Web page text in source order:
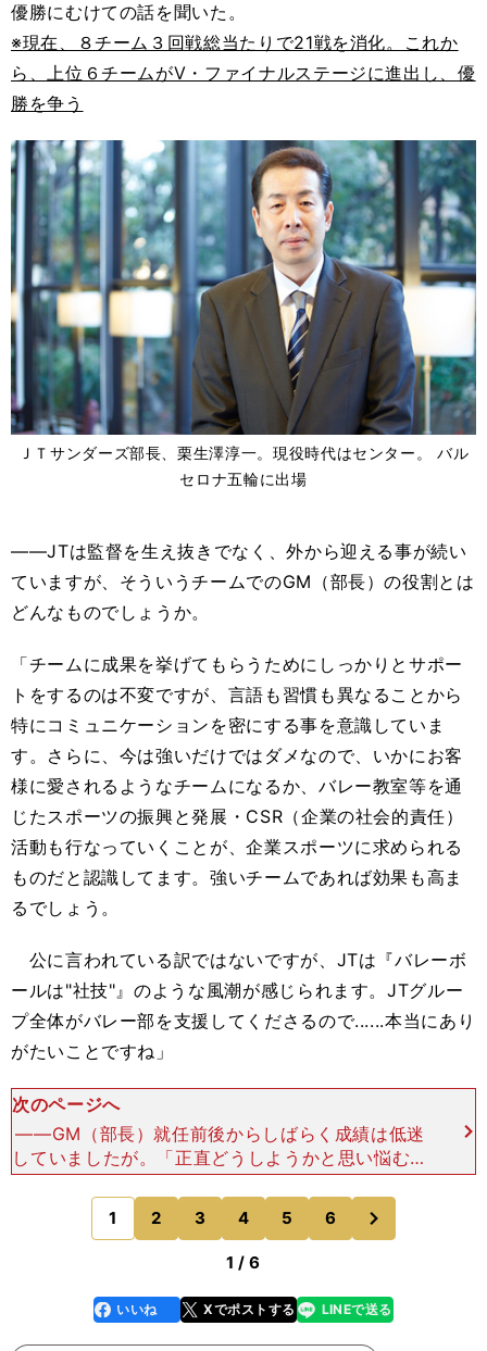
優勝にむけての話を聞いた。
※現在、８チーム３回戦総当たりで21戦を消化。これか
ら、上位６チームがV・ファイナルステージに進出し、優
勝を争う
ＪＴサンダーズ部長、栗生澤淳一。現役時代はセンター。 バル
セロナ五輪に出場
――JTは監督を生え抜きでなく、外から迎える事が続い
ていますが、そういうチームでのGM（部長）の役割とは
どんなものでしょうか。
「チームに成果を挙げてもらうためにしっかりとサポー
トをするのは不変ですが、言語も習慣も異なることから
特にコミュニケーションを密にする事を意識していま
す。さらに、今は強いだけではダメなので、いかにお客
様に愛されるようなチームになるか、バレー教室等を通
じたスポーツの振興と発展・CSR（企業の社会的責任）
活動も行なっていくことが、企業スポーツに求められる
ものだと認識してます。強いチームであれば効果も高ま
るでしょう。
公に言われている訳ではないですが、JTは『バレーボ
ールは"社技"』のような風潮が感じられます。JTグルー
プ全体がバレー部を支援してくださるので......本当にあり
がたいことですね」
次のページへ
――GM（部長）就任前後からしばらく成績は低迷
していましたが。「正直どうしようかと思い悩むこ
とが多かったです。自分がバレー一筋でやってきた
ことが視野を狭めたり。もう、誰が見ても当たり前
のことをしっ
1 2 3 4 5 6
のページへ
1 / 6
faceboo
k
いいね Xでポストする
line LINEで送る